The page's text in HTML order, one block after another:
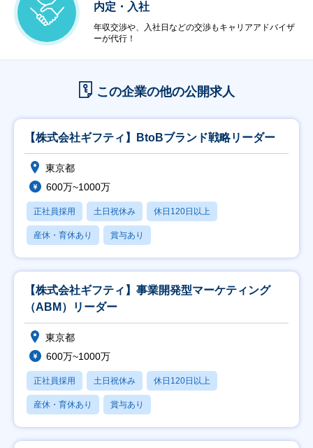
内定・入社
年収交渉や、入社日などの交渉もキャリアアドバイザ
ーが代行！
この企業の他の公開求人
【株式会社ギフティ】BtoBブランド戦略リーダー
東京都
600万~1000万
正社員採用 土日祝休み 休日120日以上
産休・育休あり 賞与あり
【株式会社ギフティ】事業開発型マーケティング
（ABM）リーダー
東京都
600万~1000万
正社員採用 土日祝休み 休日120日以上
産休・育休あり 賞与あり